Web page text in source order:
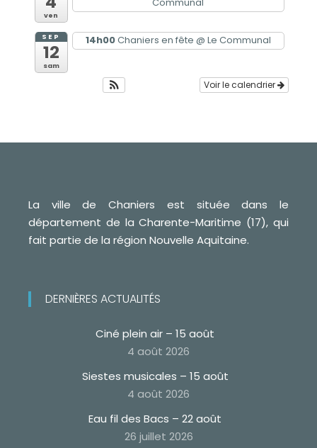
ven
SEP
12
sam
14h00Chaniers en fête @ Le Communal
Voir le calendrier
La ville de Chaniers est située dans le
département de la Charente-Maritime (17), qui
fait partie de la région Nouvelle Aquitaine.
DERNIÈRES ACTUALITÉS
Ciné plein air – 15 août
4 août 2026
Siestes musicales – 15 août
4 août 2026
Eau fil des Bacs – 22 août
26 juillet 2026